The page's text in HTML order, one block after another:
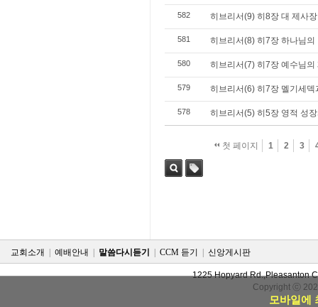
582 히브리서(9) 히8장 대 제사
581 히브리서(8) 히7장 하나님의
580 히브리서(7) 히7장 예수님의
579 히브리서(6) 히7장 멜기세
578 히브리서(5) 히5장 영적 성
첫 페이지 1 2 3
교회소개 예배안내 말씀다시듣기 CCM 듣기 신앙게시판
1225 Hopyard Rd.,Pleasanton
Copyright ⓒ
모바일에